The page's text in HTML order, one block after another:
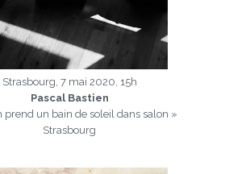
Strasbourg, 7 mai 2020, 15h
Pascal Bastien
prend un bain de soleil dans salon »
Strasbourg